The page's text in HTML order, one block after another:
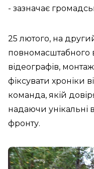
- зазначає
25 лютого, на
повномасштабного
відеографів,
фіксувати хроніки
команда, якій
надаючи унікальні
фронту.